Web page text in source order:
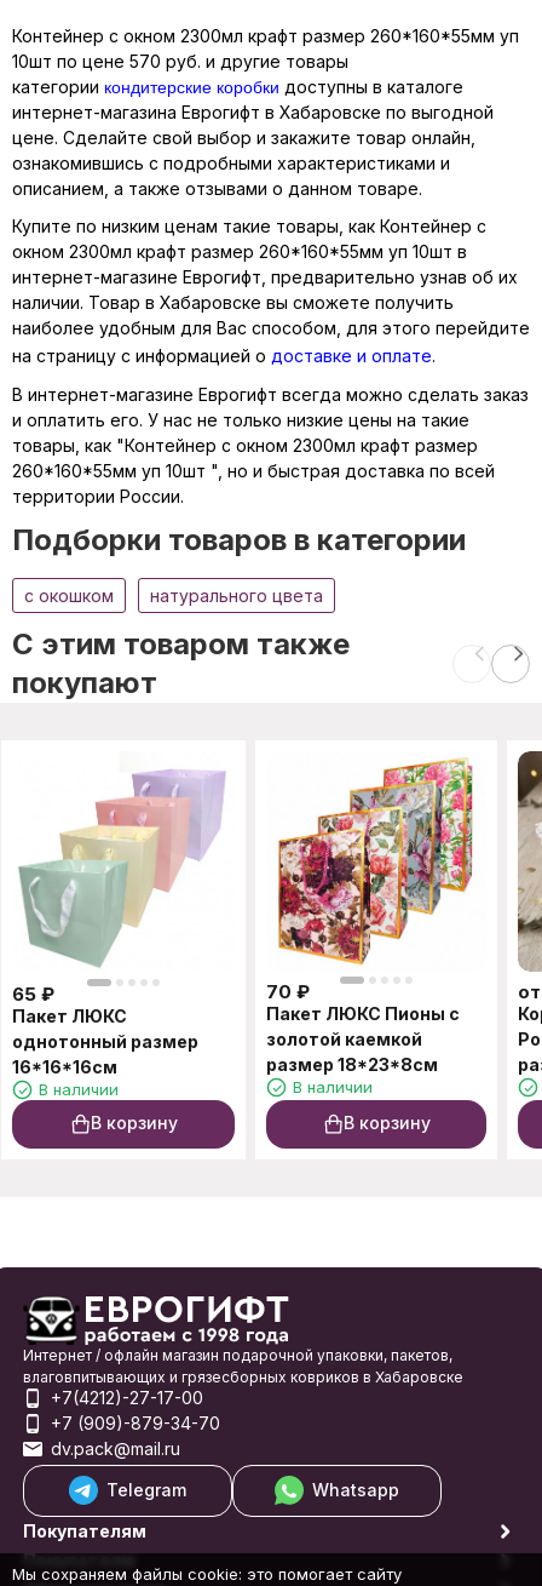
Контейнер с окном 2300мл крафт размер 260*160*55мм уп
10шт по цене 570 руб. и другие товары
категории кондитерские коробки доступны в каталоге
интернет-магазина Еврогифт в Хабаровске по выгодной
цене. Сделайте свой выбор и закажите товар онлайн,
ознакомившись с подробными характеристиками и
описанием, а также отзывами о данном товаре.
Купите по низким ценам такие товары, как Контейнер с
окном 2300мл крафт размер 260*160*55мм уп 10шт в
интернет-магазине Еврогифт, предварительно узнав об их
наличии. Товар в Хабаровске вы сможете получить
наиболее удобным для Вас способом, для этого перейдите
на страницу с информацией о доставке и оплате.
В интернет-магазине Еврогифт всегда можно сделать заказ
и оплатить его. У нас не только низкие цены на такие
товары, как "Контейнер с окном 2300мл крафт размер
260*160*55мм уп 10шт ", но и быстрая доставка по всей
территории России.
Подборки товаров в категории
c окошком натурального цвета
C этим товаром также
покупают
65 ₽
Пакет ЛЮКС
однотонный размер
16*16*16см
В наличии
В корзину
70 ₽
Пакет ЛЮКС Пионы с
золотой каемкой
размер 18*23*8см
В наличии
В корзину
Интернет / офлайн магазин подарочной упаковки, пакетов,
влаговпитывающих и грязесборных ковриков в Хабаровске
+7(4212)-27-17-00
+7 (909)-879-34-70
dv.pack@mail.ru
Telegram
Whatsapp
Покупателям
Покупателю
Мы сохраняем файлы cookie: это помогает сайту